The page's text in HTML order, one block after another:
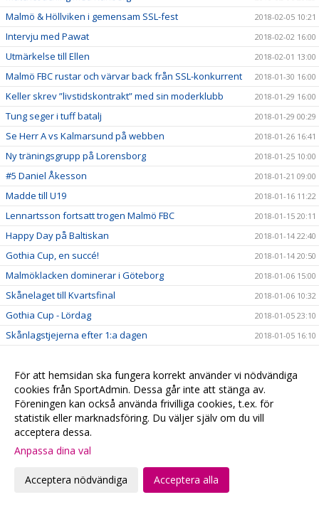
Malmö & Höllviken i gemensam SSL-fest 2018-02-05 10:21
Intervju med Pawat 2018-02-02 16:00
Utmärkelse till Ellen 2018-02-01 13:00
Malmö FBC rustar och värvar back från SSL-konkurrent 2018-01-30 16:00
Keller skrev ”livstidskontrakt” med sin moderklubb 2018-01-29 16:00
Tung seger i tuff batalj 2018-01-29 00:29
Se Herr A vs Kalmarsund på webben 2018-01-26 16:41
Ny träningsgrupp på Lorensborg 2018-01-25 10:00
#5 Daniel Åkesson 2018-01-21 09:00
Madde till U19 2018-01-16 11:22
Lennartsson fortsatt trogen Malmö FBC 2018-01-15 20:11
Happy Day på Baltiskan 2018-01-14 22:40
Gothia Cup, en succé! 2018-01-14 20:50
Malmöklacken dominerar i Göteborg 2018-01-06 15:00
Skånelaget till Kvartsfinal 2018-01-06 10:32
Gothia Cup - Lördag 2018-01-05 23:10
Skånlagstjejerna efter 1:a dagen 2018-01-05 16:10
Skånelaget 2018-01-04 11:20
Se våra Gothia-lag på webben 2018-01-04 10:24
Följ våra lag på Gothia Cup 2018-01-04 05:47
#fbcfamiljen goes Gothia
God Jul & Gott Nytt År
Kansliet håller stängd
För att hemsidan ska fungera korrekt använder vi nödvändiga
cookies från SportAdmin. Dessa går inte att stänga av.
Föreningen kan också använda frivilliga cookies, t.ex. för
statistik eller marknadsföring. Du väljer själv om du vill
acceptera dessa.
Anpassa dina val
Acceptera nödvändiga Acceptera alla